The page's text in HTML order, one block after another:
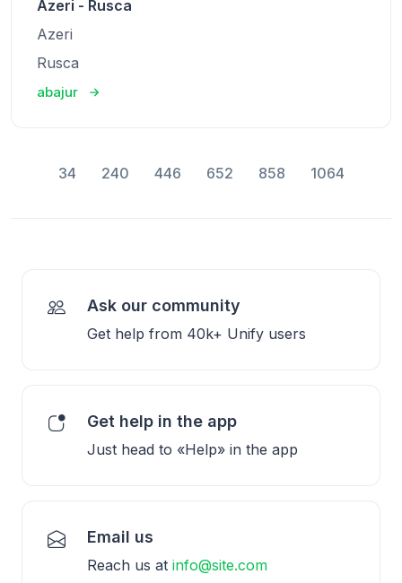
Azeri - Rusca
Azeri
Rusca
abajur
34 240 446 652 858 1064
Ask our community
Get help from 40k+ Unify users
Get help in the app
Just head to «Help» in the app
Email us
Reach us at info@site.com